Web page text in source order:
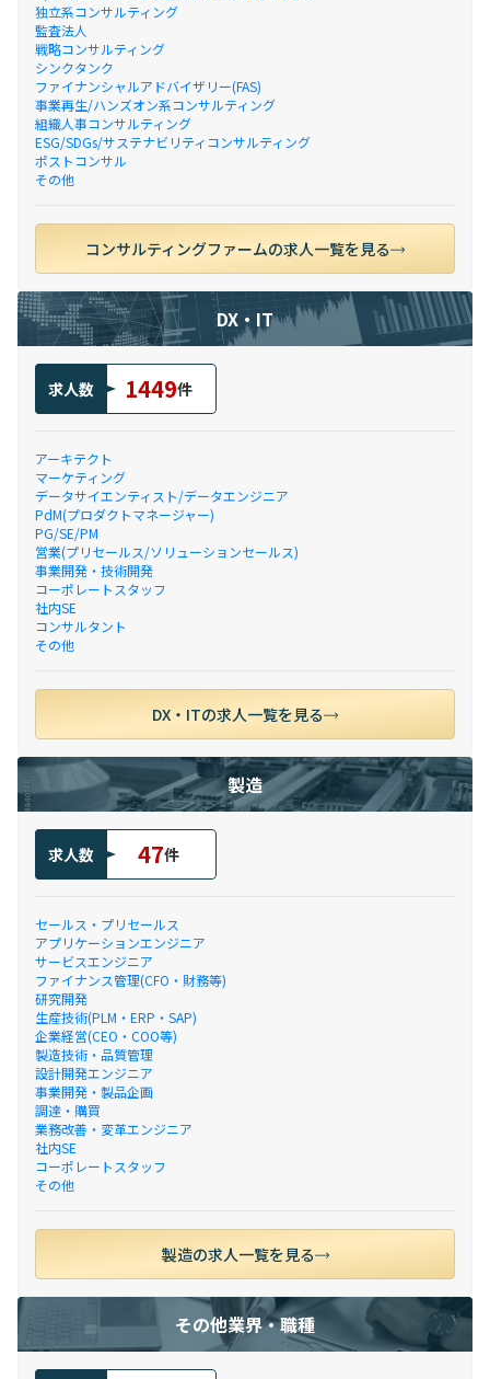
独立系コンサルティング
監査法人
戦略コンサルティング
シンクタンク
ファイナンシャルアドバイザリー(FAS)
事業再生/ハンズオン系コンサルティング
組織人事コンサルティング
ESG/SDGs/サステナビリティコンサルティング
ポストコンサル
その他
コンサルティングファームの求人一覧を見る
DX・IT
求人数 1449件
アーキテクト
マーケティング
データサイエンティスト/データエンジニア
PdM(プロダクトマネージャー)
PG/SE/PM
営業(プリセールス/ソリューションセールス)
事業開発・技術開発
コーポレートスタッフ
社内SE
コンサルタント
その他
DX・ITの求人一覧を見る
製造
求人数 47件
セールス・プリセールス
アプリケーションエンジニア
サービスエンジニア
ファイナンス管理(CFO・財務等)
研究開発
生産技術(PLM・ERP・SAP)
企業経営(CEO・COO等)
製造技術・品質管理
設計開発エンジニア
事業開発・製品企画
調達・購買
業務改善・変革エンジニア
社内SE
コーポレートスタッフ
その他
製造の求人一覧を見る
その他業界・職種